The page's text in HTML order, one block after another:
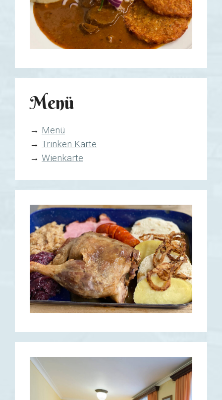
Menü
→ Menü
→ Trinken Karte
→ Wienkarte